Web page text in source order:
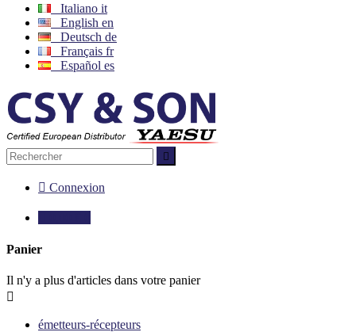
Italiano it
English en
Deutsch de
Français fr
Español es

 Connexion
Panier
Il n'y a plus d'articles dans votre panier

émetteurs-récepteurs